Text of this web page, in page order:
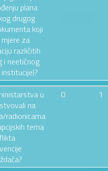
plana
drugog
koji
za
različitih
i neetičnog
u
na
radionicama
tema
0 1